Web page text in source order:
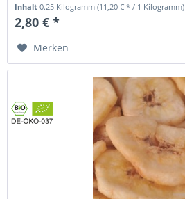
Inhalt0.25 Kilogramm(11,20 € * / 1 Kilogramm)
2,80 € *
Merken